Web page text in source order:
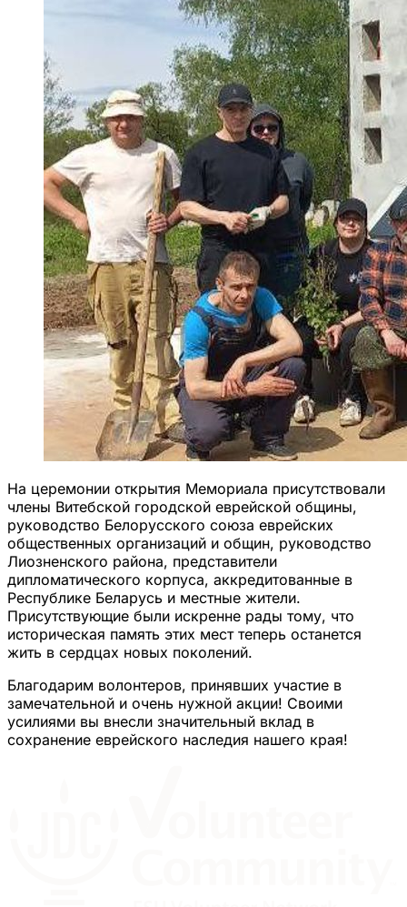
На церемонии открытия Мемориала присутствовали
члены Витебской городской еврейской общины,
руководство Белорусского союза еврейских
общественных организаций и общин, руководство
Лиозненского района, представители
дипломатического корпуса, аккредитованные в
Республике Беларусь и местные жители.
Присутствующие были искренне рады тому, что
историческая память этих мест теперь останется
жить в сердцах новых поколений.
Благодарим волонтеров, принявших участие в
замечательной и очень нужной акции! Своими
усилиями вы внесли значительный вклад в
сохранение еврейского наследия нашего края!